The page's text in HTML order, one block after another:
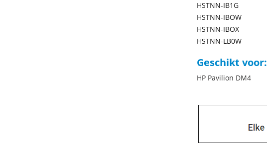
HSTNN-IB1G
HSTNN-IBOW
HSTNN-IBOX
HSTNN-LB0W
Geschikt voor:
HP Pavilion DM4